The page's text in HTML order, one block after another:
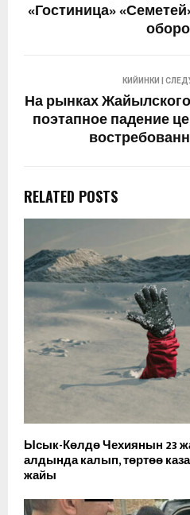
«Гостиница»
КИЙИНКИ |
На рынках
поэтапное падение
RELATED POSTS
Ысык-Көлдө Чехиянын 23
алдында калып, төртөө
жайы